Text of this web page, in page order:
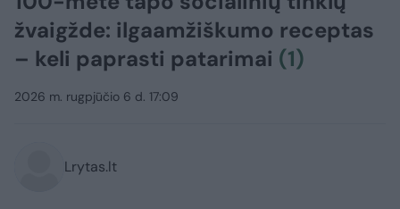
žvaigžde: ilgaamžiškumo receptas
– keli paprasti patarimai (1)
2026 m. rugpjūčio 6 d. 17:09
Lrytas.lt